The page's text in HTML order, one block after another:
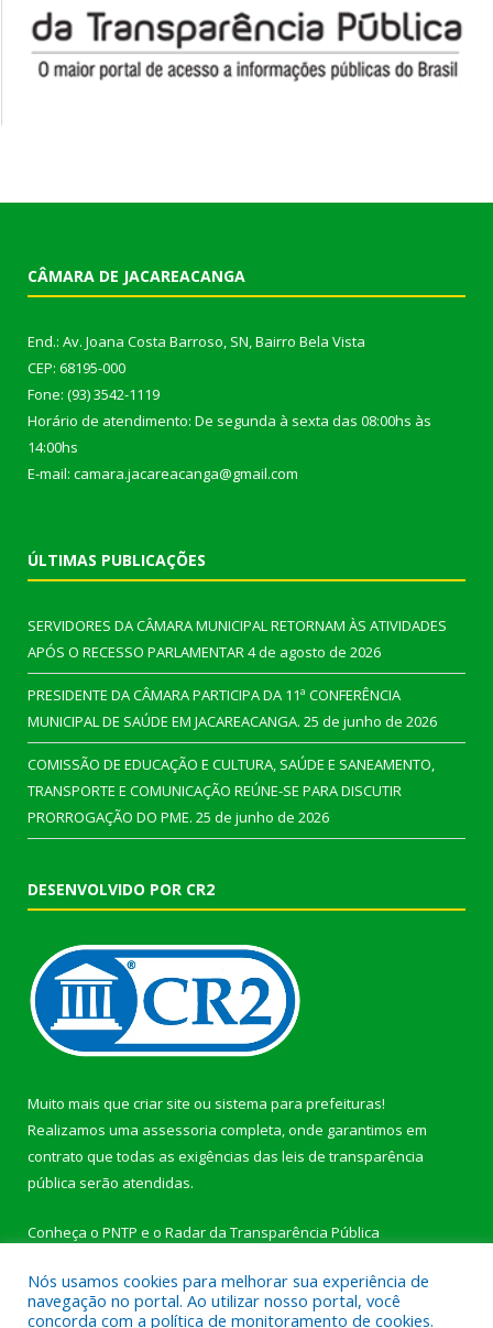
CÂMARA DE JACAREACANGA
End.: Av. Joana Costa Barroso, SN, Bairro Bela Vista
CEP: 68195-000
Fone: (93) 3542-1119
Horário de atendimento: De segunda à sexta das 08:00hs às
14:00hs
E-mail: camara.jacareacanga@gmail.com
ÚLTIMAS PUBLICAÇÕES
SERVIDORES DA CÂMARA MUNICIPAL RETORNAM ÀS ATIVIDADES
APÓS O RECESSO PARLAMENTAR4 de agosto de 2026
PRESIDENTE DA CÂMARA PARTICIPA DA 11ª CONFERÊNCIA
MUNICIPAL DE SAÚDE EM JACAREACANGA. 25 de junho de 2026
COMISSÃO DE EDUCAÇÃO E CULTURA, SAÚDE E SANEAMENTO,
TRANSPORTE E COMUNICAÇÃO REÚNE-SE PARA DISCUTIR
PRORROGAÇÃO DO PME. 25 de junho de 2026
DESENVOLVIDO POR CR2
Muito mais que criar site ou sistema para prefeituras!
Realizamos uma assessoria completa, onde garantimos em
contrato que todas as exigências das leis de transparência
pública serão atendidas.
Conheça o PNTP e o Radar da Transparência Pública
Nós usamos cookies para melhorar sua experiência de
navegação no portal. Ao utilizar nosso portal, você
concorda com a política de monitoramento de cookies.